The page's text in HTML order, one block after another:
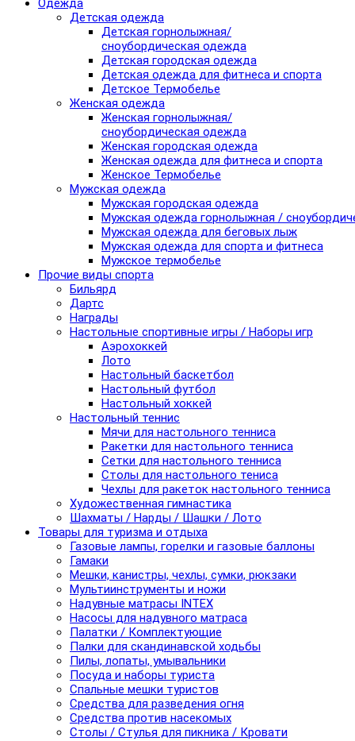
Одежда
Детская одежда
Детская горнолыжная/
сноубордическая одежда
Детская городская одежда
Детская одежда для фитнеса и спорта
Детское Термобелье
Женская одежда
Женская горнолыжная/
сноубордическая одежда
Женская городская одежда
Женская одежда для фитнеса и спорта
Женское Термобелье
Мужская одежда
Мужская городская одежда
Мужская одежда горнолыжная /
Мужская одежда для беговых лыж
Мужская одежда для спорта и фитнеса
Мужское термобелье
Прочие виды спорта
Бильярд
Дартс
Награды
Настольные спортивные игры / Наборы игр
Аэрохоккей
Лото
Настольный баскетбол
Настольный футбол
Настольный хоккей
Настольный теннис
Мячи для настольного тенниса
Ракетки для настольного тенниса
Сетки для настольного тенниса
Столы для настольного тениса
Чехлы для ракеток настольного тенниса
Художественная гимнастика
Шахматы / Нарды / Шашки / Лото
Товары для туризма и отдыха
Газовые лампы, горелки и газовые баллоны
Гамаки
Мешки, канистры, чехлы, сумки, рюкзаки
Мультиинструменты и ножи
Надувные матрасы INTEX
Насосы для надувного матраса
Палатки / Комплектующие
Палки для скандинавской ходьбы
Пилы, лопаты, умывальники
Посуда и наборы туриста
Спальные мешки туристов
Средства для разведения огня
Средства против насекомых
Столы / Стулья для пикника / Кровати